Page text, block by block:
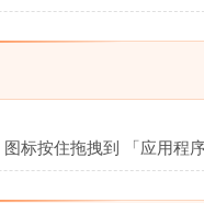
图标按住拖拽到 「应用程